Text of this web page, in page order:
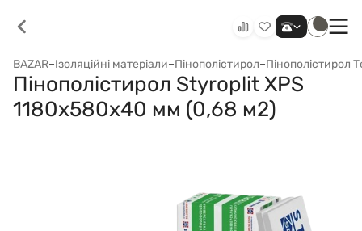
BAZAR–Ізоляційні матеріали–Пінополістирол–Пінополістирол
Пінополістирол Styroplit XPS
1180x580x40 мм (0,68 м2)